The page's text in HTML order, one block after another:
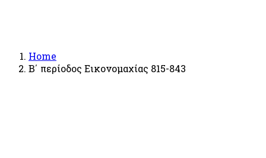
Home
Β΄ περίοδος Εικονομαχίας 815-843